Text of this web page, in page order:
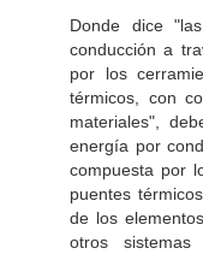
Donde dice
conducción a
por los
térmicos, con
materiales",
energía por
compuesta por
puentes
de los
otros